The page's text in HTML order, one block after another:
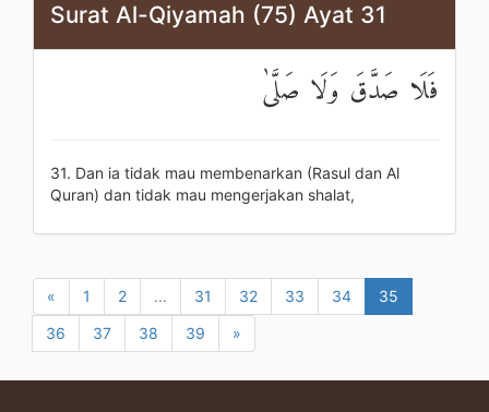
Surat Al-Qiyamah (75) Ayat 31
فَلَا صَدَّقَ وَلَا صَلَّىٰ
31. Dan ia tidak mau membenarkan (Rasul dan Al
Quran) dan tidak mau mengerjakan shalat,
« 1 2 ... 31 32 33 34
35
36
37 38 39 »